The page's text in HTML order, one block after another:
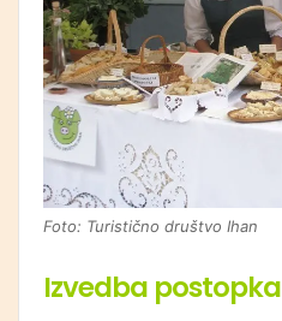
Foto: Turistično društvo Ihan
Izvedba postopka